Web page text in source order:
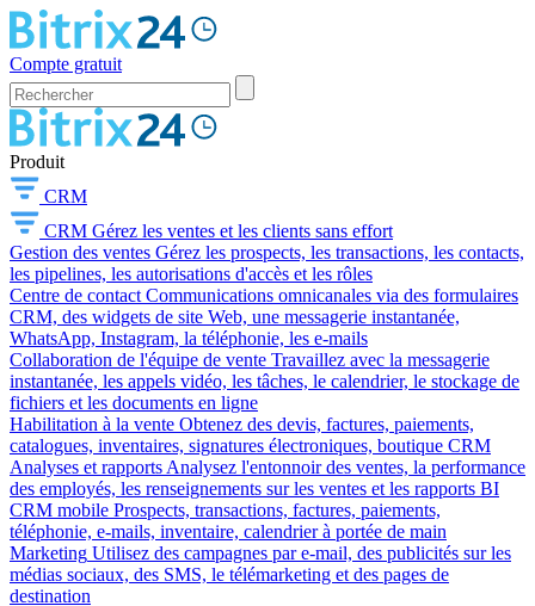
Compte gratuit
Produit
CRM
CRM Gérez les ventes et les clients sans effort
Gestion des ventes Gérez les prospects, les transactions, les contacts,
les pipelines, les autorisations d'accès et les rôles
Centre de contact Communications omnicanales via des formulaires
CRM, des widgets de site Web, une messagerie instantanée,
WhatsApp, Instagram, la téléphonie, les e-mails
Collaboration de l'équipe de vente Travaillez avec la messagerie
instantanée, les appels vidéo, les tâches, le calendrier, le stockage de
fichiers et les documents en ligne
Habilitation à la vente Obtenez des devis, factures, paiements,
catalogues, inventaires, signatures électroniques, boutique CRM
Analyses et rapports Analysez l'entonnoir des ventes, la performance
des employés, les renseignements sur les ventes et les rapports BI
CRM mobile Prospects, transactions, factures, paiements,
téléphonie, e-mails, inventaire, calendrier à portée de main
Marketing Utilisez des campagnes par e-mail, des publicités sur les
médias sociaux, des SMS, le télémarketing et des pages de
destination